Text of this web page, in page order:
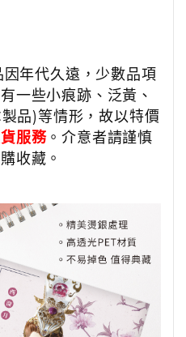
年代久遠，少數品項
一些小痕跡、泛黃、
品)等情形，故以特價
服務。介意者請謹慎
收藏。